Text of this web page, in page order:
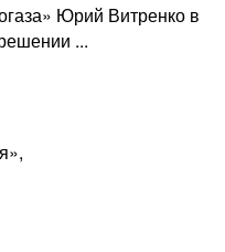
Юрий Витренко в
...